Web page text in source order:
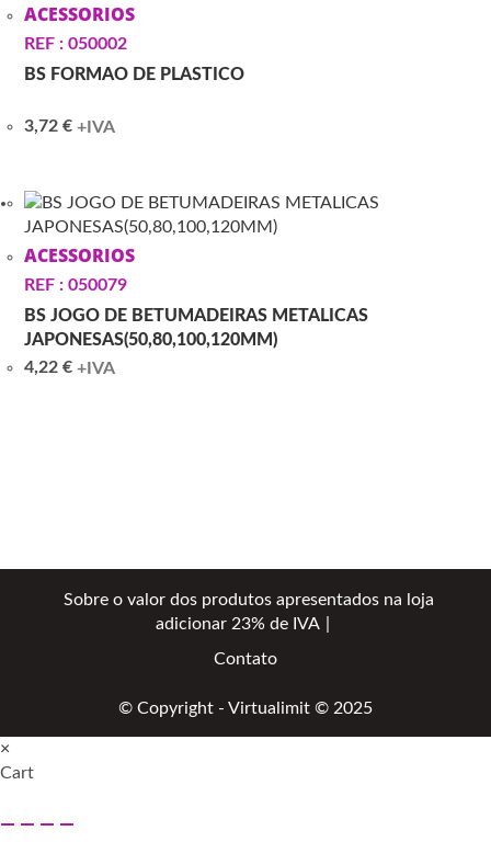
ACESSORIOS
REF : 050002
BS FORMAO DE PLASTICO
3,72€ +IVA
ACESSORIOS
REF : 050079
BS JOGO DE BETUMADEIRAS METALICAS
JAPONESAS(50,80,100,120MM)
4,22€ +IVA
Sobre o valor dos produtos apresentados na loja
adicionar 23% de IVA
Contato
© Copyright - Virtualimit © 2025
×
Cart